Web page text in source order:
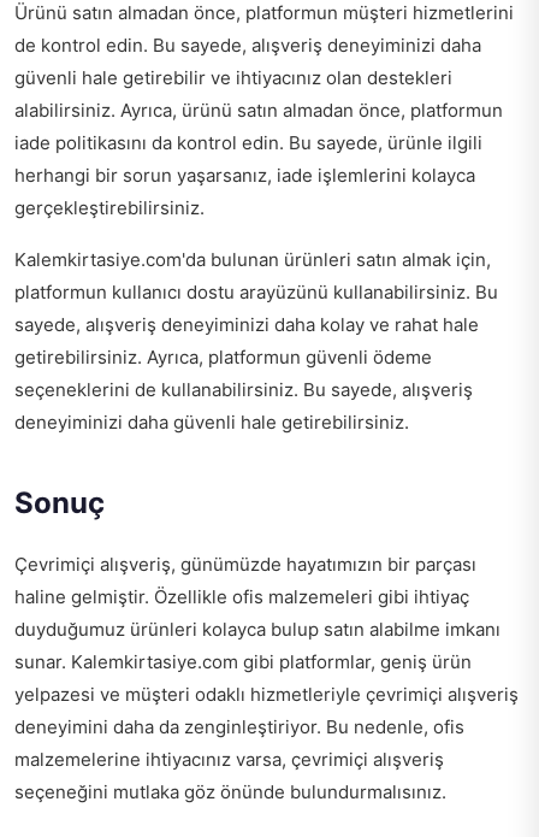
Ürünü satın almadan önce, platformun müşteri hizmetlerini
de kontrol edin. Bu sayede, alışveriş deneyiminizi daha
güvenli hale getirebilir ve ihtiyacınız olan destekleri
alabilirsiniz. Ayrıca, ürünü satın almadan önce, platformun
iade politikasını da kontrol edin. Bu sayede, ürünle ilgili
herhangi bir sorun yaşarsanız, iade işlemlerini kolayca
gerçekleştirebilirsiniz.
Kalemkirtasiye.com'da bulunan ürünleri satın almak için,
platformun kullanıcı dostu arayüzünü kullanabilirsiniz. Bu
sayede, alışveriş deneyiminizi daha kolay ve rahat hale
getirebilirsiniz. Ayrıca, platformun güvenli ödeme
seçeneklerini de kullanabilirsiniz. Bu sayede, alışveriş
deneyiminizi daha güvenli hale getirebilirsiniz.
Sonuç
Çevrimiçi alışveriş, günümüzde hayatımızın bir parçası
haline gelmiştir. Özellikle ofis malzemeleri gibi ihtiyaç
duyduğumuz ürünleri kolayca bulup satın alabilme imkanı
sunar. Kalemkirtasiye.com gibi platformlar, geniş ürün
yelpazesi ve müşteri odaklı hizmetleriyle çevrimiçi alışveriş
deneyimini daha da zenginleştiriyor. Bu nedenle, ofis
malzemelerine ihtiyacınız varsa, çevrimiçi alışveriş
seçeneğini mutlaka göz önünde bulundurmalısınız.